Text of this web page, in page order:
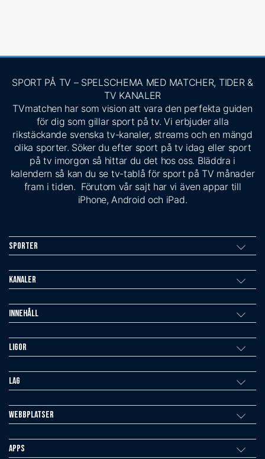
SPORT PÅ TV – SPELSCHEMA MED MATCHER, TIDER &
TV KANALER
TVmatchen har som vision att vara den perfekta guiden
för dig som gillar sport på tv. Vi erbjuder alla
rikstäckande svenska tv-kanaler, streams och en mängd
olika sporter. Söker du efter sport på tv idag eller sport
på tv imorgon så hittar du det hos oss. Bläddra i
kalendern så kan du se tv-tablå för sport på TV månader
fram i tiden. Förutom vår sajt har vi även appar till
iPhone, Android och iPad.
Sporter
Kanaler
Innehåll
Ligor
Lag
Webbplatser
Apps